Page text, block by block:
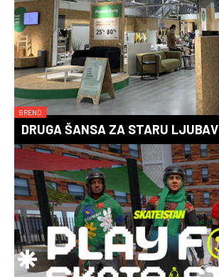
BREND
DRUGA ŠANSA ZA STARU LJUBAV